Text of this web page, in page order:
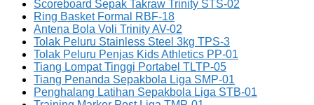
Scoreboard Sepak Takraw Trinity STS-02
Ring Basket Formal RBF-18
Antena Bola Voli Trinity AV-02
Tolak Peluru Stainless Steel 3kg TPS-3
Tolak Peluru Penjas Kids Athletics PP-01
Tiang Lompat Tinggi Portabel TLTP-05
Tiang Penanda Sepakbola Liga SMP-01
Penghalang Latihan Sepakbola Liga STB-01